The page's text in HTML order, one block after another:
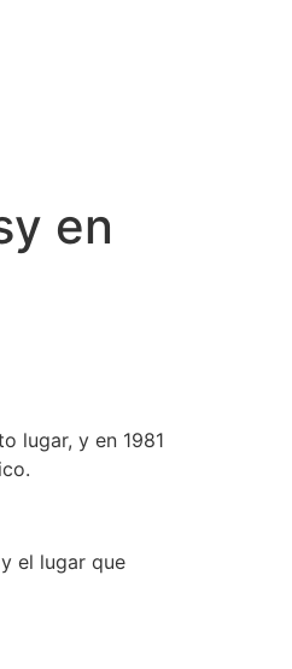
en
lugar, y en 1981
el lugar que